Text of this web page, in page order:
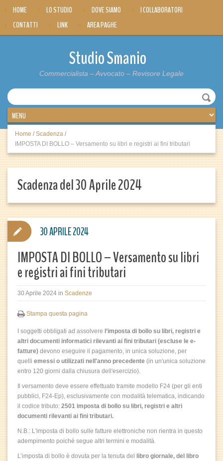
HOME LO STUDIO DOVE SIAMO
I COLLABORATORI
CONTATTI
LINK AREA PAGHE
Studio Smanio
Commercialista – Avvocato – Revisore Legale
Home / Scadenza /
IMPOSTA DI BOLLO – Versamento su libri e registri ai fini tributari
Scadenza del 30 Aprile 2024
IMPOSTA DI BOLLO – Versamento su libri
e registri ai fini tributari
30 Aprile 2024 in Scadenze
Stampa questa pagina
I soggetti obbligati ad assolvere l’imposta di bollo su libri, registri e
altri documenti informatici rilevanti ai fini tributari (escluse le e-
fatture) devono eseguire il pagamento, in unica soluzione, per
quelli emessi o utilizzati nell'anno precedente (in un'unica soluzione
entro 120 giorni dalla chiusura dell'esercizio).
Il versamento deve essere effettuato tramite modello F24 (per gli enti
pubblici, F24-Ep), esclusivamente con modalità telematica, indicando
il codice tributo: 2501 imposta di bollo su libri, registri e altri
documenti rilevanti ai fini tributari.
N.B.: L'imposta di bollo sulle fatture elettroniche non rientra in questo
adempimento poiché segue altri termini e modalità.
L’imposta di bollo è dovuta per la tenuta del
libro giornale, del libro
30 APRILE 2024